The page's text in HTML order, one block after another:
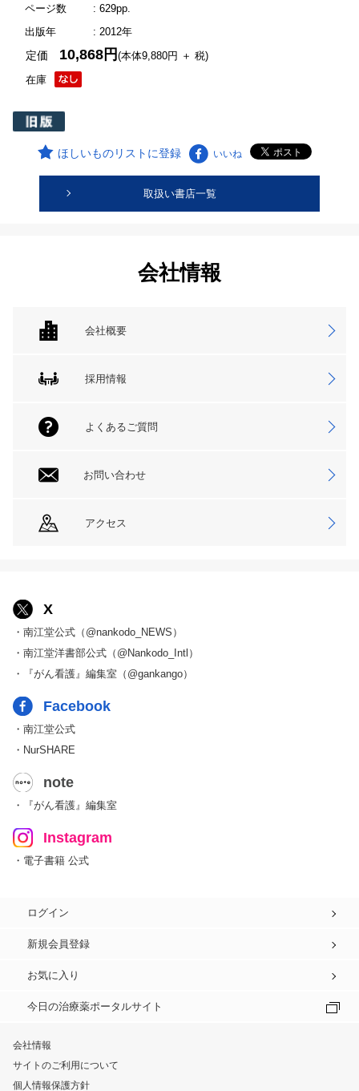
ページ数
: 629pp.
出版年
: 2012年
在庫
定価 10,868円(本体9,880円 ＋ 税)
ほしいものリストに登録 いいね
取扱い書店一覧
会社情報
会社概要
採用情報
よくあるご質問
お問い合わせ
アクセス
X
・南江堂公式（@nankodo_NEWS）
・南江堂洋書部公式（@Nankodo_Intl）
・『がん看護』編集室（@gankango）
Facebook
・南江堂公式
・NurSHARE
note
・『がん看護』編集室
Instagram
・電子書籍 公式
ログイン
新規会員登録
お気に入り
今日の治療薬ポータルサイト
会社情報
サイトのご利用について
個人情報保護方針